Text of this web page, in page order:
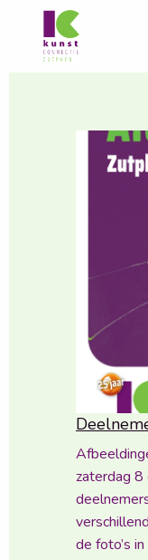
zaterdag
de foto’s